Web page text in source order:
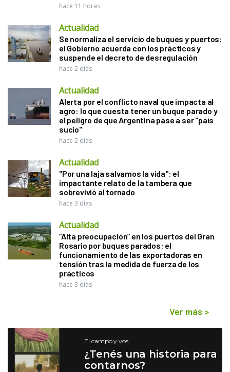
hace 11 horas
Actualidad
Se normaliza el servicio de buques y puertos:
el Gobierno acuerda con los prácticos y
suspende el decreto de desregulación
hace 2 días
Actualidad
Alerta por el conflicto naval que impacta al
agro: lo que cuesta tener un buque parado y
el peligro de que Argentina pase a ser "país
sucio"
hace 2 días
Actualidad
"Por una laja salvamos la vida": el
impactante relato de la tambera que
sobrevivió al tornado
hace 3 días
Actualidad
“Alta preocupación” en los puertos del Gran
Rosario por buques parados: el
funcionamiento de las exportadoras en
tensión tras la medida de fuerza de los
prácticos
hace 3 días
Ver más >
El campo y vos
¿Tenés una historia para
contarnos?